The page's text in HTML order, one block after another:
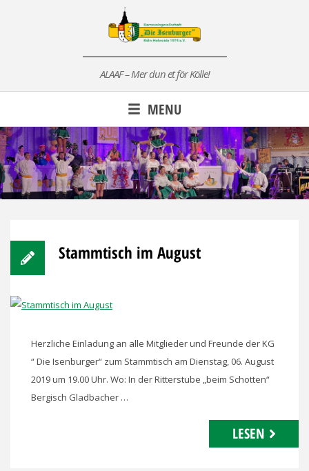
ALAAF – Mer dun et för Kölle!
MENU
Stammtisch im August
Herzliche Einladung an alle Mitglieder und Freunde der KG
“ Die Isenburger“ zum Stammtisch am Dienstag, 06. August
2019 um 19.00 Uhr. Wo: In der Ritterstube „beim Schotten“
Bergisch Gladbacher …
LESEN